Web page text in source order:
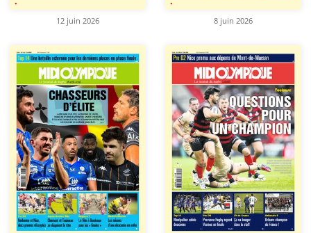
12 juin 2026 8 juin 2026